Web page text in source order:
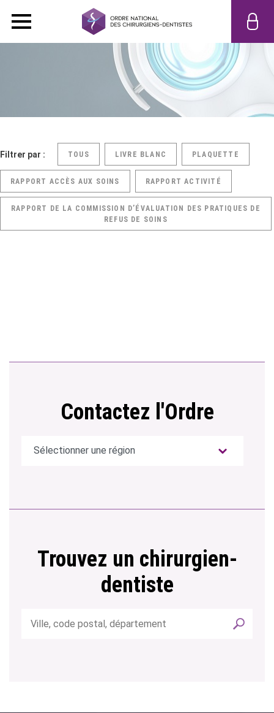
Filtrer par : TOUS LIVRE BLANC PLAQUETTE
RAPPORT ACCÈS AUX SOINS RAPPORT ACTIVITÉ
RAPPORT DE LA COMMISSION D’ÉVALUATION DES PRATIQUES DE
REFUS DE SOINS
Contactez l'Ordre
Trouvez un chirurgien-
dentiste